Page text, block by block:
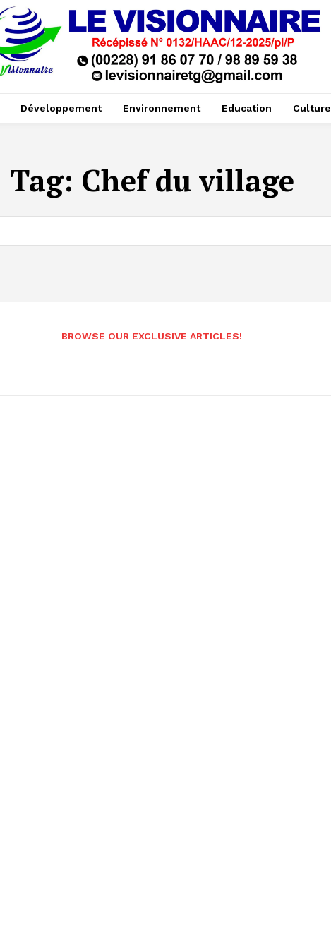
Développement Environnement Education Culture
Tag: Chef du village
BROWSE OUR EXCLUSIVE ARTICLES!